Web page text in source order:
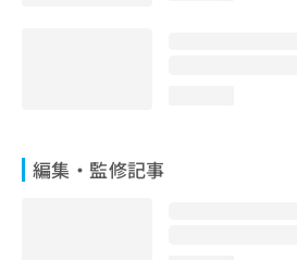
編集・監修記事